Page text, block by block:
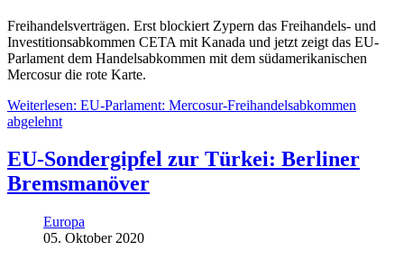
Freihandelsverträgen. Erst blockiert Zypern das Freihandels- und
Investitionsabkommen CETA mit Kanada und jetzt zeigt das EU-
Parlament dem Handelsabkommen mit dem südamerikanischen
Mercosur die rote Karte.
Weiterlesen: EU-Parlament: Mercosur-Freihandelsabkommen
abgelehnt
EU-Sondergipfel zur Türkei: Berliner
Bremsmanöver
Europa
05. Oktober 2020